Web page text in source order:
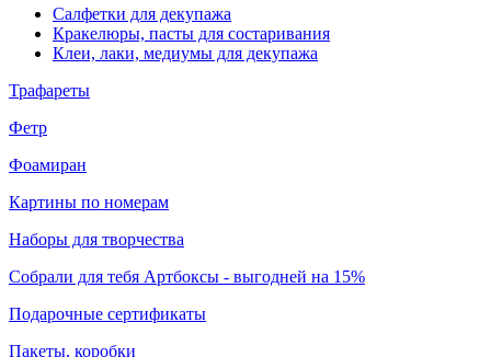
Салфетки для декупажа
Кракелюры, пасты для состаривания
Клеи, лаки, медиумы для декупажа
Трафареты
Фетр
Фоамиран
Картины по номерам
Наборы для творчества
Собрали для тебя Артбоксы - выгодней на 15%
Подарочные сертификаты
Пакеты, коробки